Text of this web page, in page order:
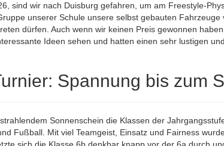
sind wir nach Duisburg gefahren, um am Freestyle-
unserer Schule unsere selbst gebauten
dürfen. Auch wenn wir keinen Preis gewonnen
Ideen sehen und hatten einen sehr lustigen
Spannung bis zum
Sonnenschein die Klassen der
Fußball. Mit viel Teamgeist, Einsatz und Fairness